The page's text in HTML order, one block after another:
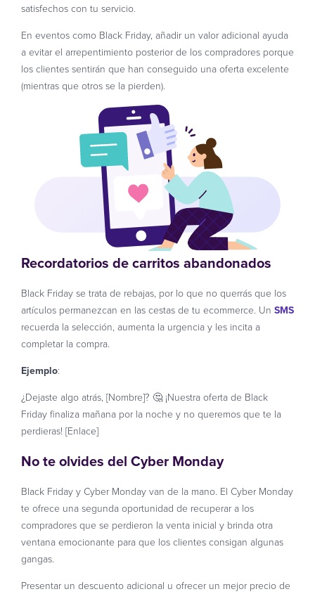
satisfechos con tu servicio.
En eventos como Black Friday, añadir un valor adicional ayuda
a evitar el arrepentimiento posterior de los compradores porque
los clientes sentirán que han conseguido una oferta excelente
(mientras que otros se la pierden).
Recordatorios de carritos abandonados
Black Friday se trata de rebajas, por lo que no querrás que los
artículos permanezcan en las cestas de tu ecommerce. Un SMS
recuerda la selección, aumenta la urgencia y les incita a
completar la compra.
Ejemplo:
¿Dejaste algo atrás, [Nombre]? 🤔 ¡Nuestra oferta de Black
Friday finaliza mañana por la noche y no queremos que te la
perdieras! [Enlace]
No te olvides del Cyber Monday
Black Friday y Cyber ​​Monday van de la mano. El Cyber ​​Monday
te ofrece una segunda oportunidad de recuperar a los
compradores que se perdieron la venta inicial y brinda otra
ventana emocionante para que los clientes consigan algunas
gangas.
Presentar un descuento adicional u ofrecer un mejor precio de